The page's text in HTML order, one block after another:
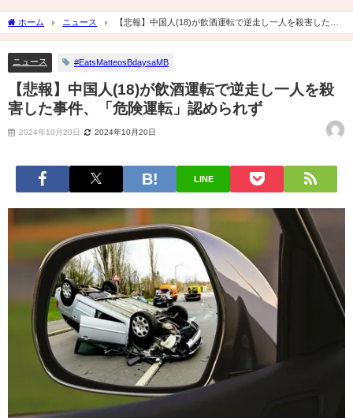
ホーム ニュース
【悲報】中国人(18)が飲酒運転で逆走し一人を殺害した事
件、「危険運転」認められず
ニュース #EatsMatteosBdaysaMB
【悲報】中国人(18)が飲酒運転で逆走し一人を殺
害した事件、「危険運転」認められず
2024年10月20日 2024年10月20日
LINE